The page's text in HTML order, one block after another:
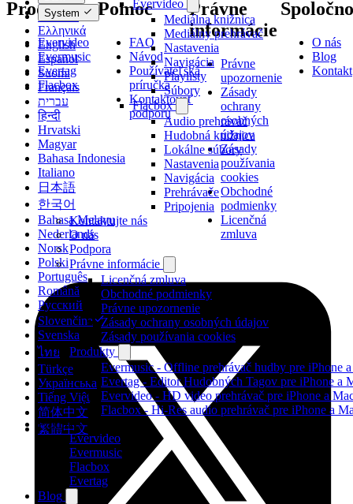
Evervideo
Mediálna knižnica
Mediálny prehrávač
Nastavenia
Navigácia
Playlisty
Súbory
Flacbox
Audio prehrávač
Hudobná knižnica
Lokálne súbory
Nastavenia
Navigácia
Prehrávače
Pripojenia
Kontaktujte nás
O nás
Podpora
Právne informácie
Licenčná zmluva
Obchodné podmienky
Právne upozornenie
Zásady ochrany osobných údajov
Zásady používania cookies
Produkty
Evermusic - Offline prehrávač hudby pre iPhone
Evertag - Editor Hudobných Tagov pre iPhone a
Evervideo - HD video prehrávač pre iPhone a
Flacbox - Hi-Res audio prehrávač pre iPhone a
Produkty
Evervideo
Evermusic
Flacbox
Evertag
Blog
Deutsch
Ελληνικά
English
Español
Suomi
Français
עברית
हिन्दी
Hrvatski
Magyar
Bahasa Indonesia
Italiano
日本語
한국어
Bahasa Melayu
Nederlands
Norsk
Polski
Português
Română
Русский
Slovenčina
Svenska
ไทย
Türkçe
Українська
Tiếng Việt
简体中文
繁體中文
System
Produkty
Evervideo
Evermusic
Evertag
Flacbox
Pomoc
FAQ
Návod
Používateľská
príručka
Kontaktovať
podporu
Právne
informácie
Právne
upozornenie
Zásady
ochrany
osobných
údajov
Zásady
používania
cookies
Obchodné
podmienky
Licenčná
zmluva
O nás
Blog
Kontakt